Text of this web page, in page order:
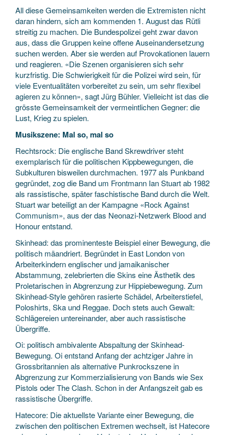
All diese Gemeinsamkeiten werden die Extremisten nicht
daran hindern, sich am kommenden 1. August das Rütli
streitig zu machen. Die Bundespolizei geht zwar davon
aus, dass die Gruppen keine offene Auseinandersetzung
suchen werden. Aber sie werden auf Provokationen lauern
und reagieren. «Die Szenen organisieren sich sehr
kurzfristig. Die Schwierigkeit für die Polizei wird sein, für
viele Eventualitäten vorbereitet zu sein, um sehr flexibel
agieren zu können», sagt Jürg Bühler. Vielleicht ist das die
grösste Gemeinsamkeit der vermeintlichen Gegner: die
Lust, Krieg zu spielen.
Musikszene: Mal so, mal so
Rechtsrock: Die englische Band Skrewdriver steht
exemplarisch für die politischen Kippbewegungen, die
Subkulturen bisweilen durchmachen. 1977 als Punkband
gegründet, zog die Band um Frontmann Ian Stuart ab 1982
als rassistische, später faschistische Band durch die Welt.
Stuart war beteiligt an der Kampagne «Rock Against
Communism», aus der das Neonazi-Netzwerk Blood and
Honour entstand.
Skinhead: das prominenteste Beispiel einer Bewegung, die
politisch mäandriert. Begründet in East London von
Arbeiterkindern englischer und jamaikanischer
Abstammung, zelebrierten die Skins eine Ästhetik des
Proletarischen in Abgrenzung zur Hippiebewegung. Zum
Skinhead-Style gehören rasierte Schädel, Arbeiterstiefel,
Poloshirts, Ska und Reggae. Doch stets auch Gewalt:
Schlägereien untereinander, aber auch rassistische
Übergriffe.
Oi: politisch ambivalente Abspaltung der Skinhead-
Bewegung. Oi entstand Anfang der achtziger Jahre in
Grossbritannien als alternative Punkrockszene in
Abgrenzung zur Kommerzialisierung von Bands wie Sex
Pistols oder The Clash. Schon in der Anfangszeit gab es
rassistische Übergriffe.
Hatecore: Die aktuellste Variante einer Bewegung, die
zwischen den politischen Extremen wechselt, ist Hatecore